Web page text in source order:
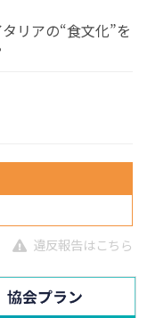
リアの“食文化”を
違反報告はこちら